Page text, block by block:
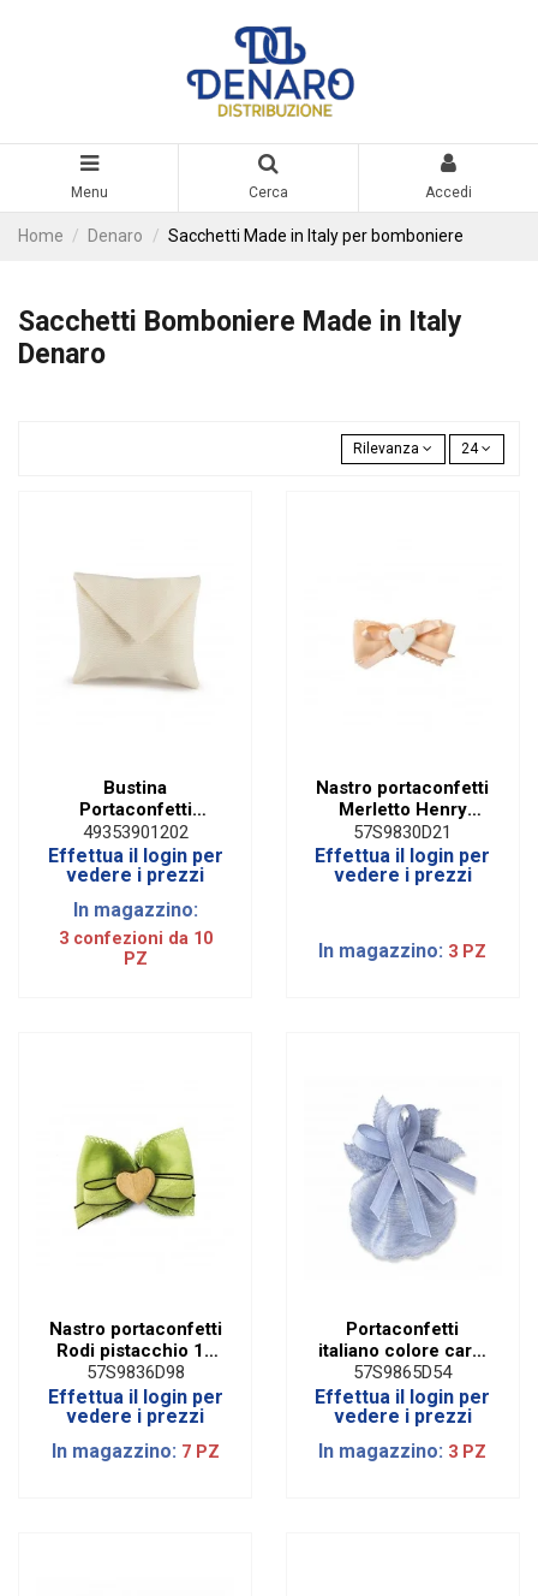
Menu Cerca Accedi
Home Denaro Sacchetti Made in Italy per bomboniere
Sacchetti Bomboniere Made in Italy
Denaro
Rilevanza 24
Bustina
Portaconfetti
Panama con Strappo
Panna|linea Denaro
(10Pz)
49353901202
Effettua il login per
vedere i prezzi
In magazzino:
3 confezioni da 10
PZ
Nastro portaconfetti
Merletto Henry
cipria mm 50 x 10
metri
57S9830D21
Effettua il login per
vedere i prezzi
In magazzino: 3 PZ
Nastro portaconfetti
Rodi pistacchio 10
metri
57S9836D98
Effettua il login per
vedere i prezzi
In magazzino: 7 PZ
Portaconfetti
italiano colore carta
da zucchero
57S9865D54
Effettua il login per
vedere i prezzi
In magazzino: 3 PZ